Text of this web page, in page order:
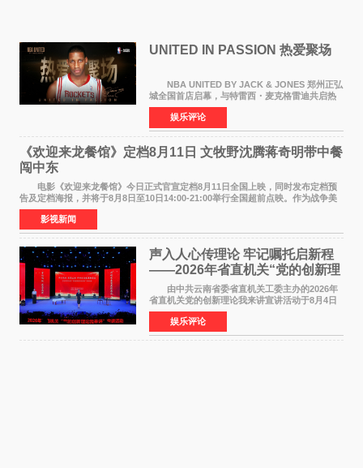
UNITED IN PASSION 热爱聚场
NBA UNITED BY JACK & JONES 郑州正弘
城全国首店启幕，与特雷西・麦克格雷迪共启热
爱 2026 年7 月21 日，
NBAUNITEDBYJACK&JONES 全国首店，于郑
州正弘城正式启幕。NBA 传奇球星
娱乐评论
《欢迎来龙餐馆》定档8月11日 文牧野沈腾蒋奇明带中餐
闯中东
电影《欢迎来龙餐馆》今日正式官宣定档8月11日全国上映，同时发布定档预
告及定档海报，并将于8月8日至10日14:00-21:00举行全国超前点映。作为战争美
食大片，影片讲述的是中国厨师徐福（沈腾
影视新闻
声入人心传理论 牢记嘱托启新程
——2026年省直机关“党的创新理
论我来讲”宣讲活动圆满落幕
由中共云南省委省直机关工委主办的2026年
省直机关党的创新理论我来讲宣讲活动于8月4日
至5日在昆明举办。活动以 "牢记嘱托 感恩奋进
开创云南发展新局面 "为主题，坚持以新时代中国
特色社会主义
娱乐评论